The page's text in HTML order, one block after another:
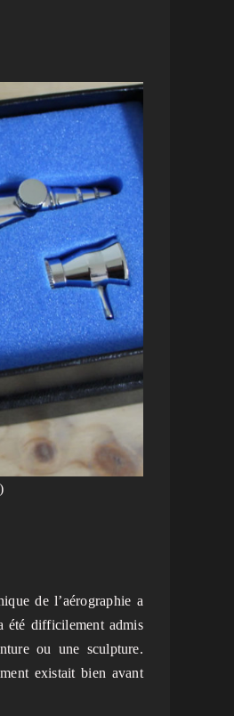
de l’aérographie a
été difficilement admis
ou une sculpture.
existait bien avant